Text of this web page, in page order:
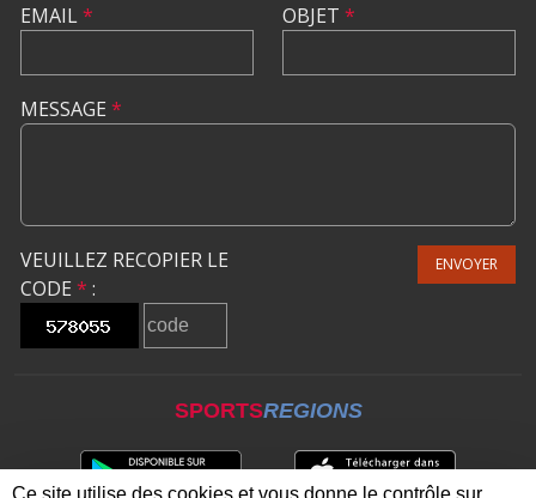
EMAIL* OBJET *
MESSAGE *
VEUILLEZ RECOPIER LE
CODE * :
ENVOYER
SPORTSREGIONS
Ce site utilise des cookies et vous donne le contrôle sur